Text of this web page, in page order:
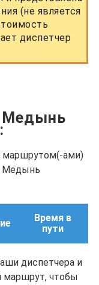
(не является
диспетчер
Медынь
:
маршрутом(-ами)
Медынь
Время в
пути
диспетчера и
маршрут, чтобы